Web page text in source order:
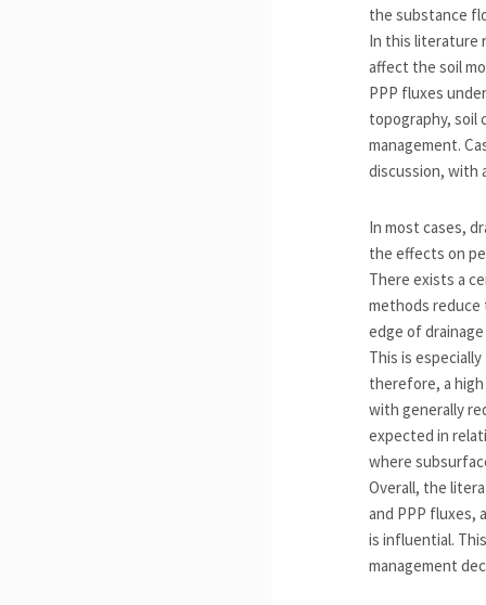
the substance
In this literature
affect the soil
PPP fluxes
topography, soil
management.
discussion, with
In most cases,
the effects on
There exists a
methods reduce
edge of
This is
therefore, a
with generally
expected in
where
Overall, the
and PPP fluxes,
is influential.
management